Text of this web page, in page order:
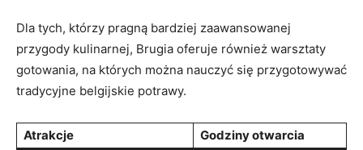
Dla tych, którzy⁣ pragną bardziej zaawansowanej
przygody kulinarnej, Brugia oferuje również warsztaty
gotowania, ⁣na których można nauczyć się ​przygotowywać
tradycyjne ‍belgijskie potrawy.
Atrakcje
Godziny otwarcia